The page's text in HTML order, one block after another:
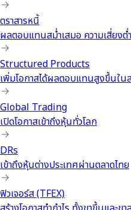
ตราสารหนี้
ผลตอบแทนสม่ำเสมอ ความเสี่ยงต่
Structured Products
เพิ่มโอกาสได้ผลตอบแทนสูงขึ้นใ
Global Trading
เปิดโอกาสเข้าถึงหุ้นทั่วโลก
DRs
เข้าถึงหุ้นต่างประเทศผ่านตลาดไทย
ฟิวเจอร์ส (TFEX)